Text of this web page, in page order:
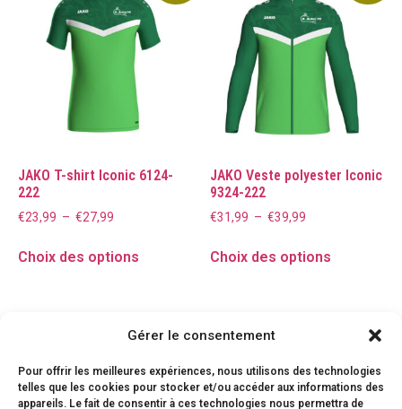
Gérer le consentement
Pour offrir les meilleures expériences, nous utilisons des technologies
telles que les cookies pour stocker et/ou accéder aux informations des
appareils. Le fait de consentir à ces technologies nous permettra de
JAKO T-shirt Iconic 6124-
222
€23,99 – €27,99
Choix des options
JAKO Veste polyester Iconic
9324-222
€31,99 – €39,99
Choix des options